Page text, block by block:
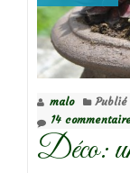
malo
14
Déco: